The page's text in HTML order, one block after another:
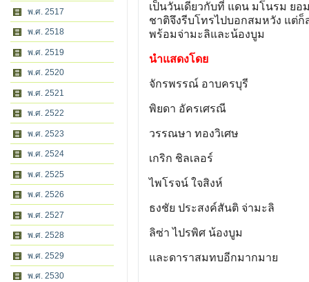
พ.ศ. 2517
พ.ศ. 2518
พ.ศ. 2519
พ.ศ. 2520
พ.ศ. 2521
พ.ศ. 2522
พ.ศ. 2523
พ.ศ. 2524
พ.ศ. 2525
พ.ศ. 2526
พ.ศ. 2527
พ.ศ. 2528
พ.ศ. 2529
พ.ศ. 2530
เป็นวันเดียวกับที่ แดน มโนรม ยอ
ชาติจึงรีบโทรไปบอกสมหวัง แต่ก็
พร้อมจ่ามะลิและน้องบูม
นำแสดงโดย
จักรพรรณ์ อาบครบุรี
พิยดา อัครเศรณี
วรรณษา ทองวิเศษ
เกริก ชิลเลอร์
ไพโรจน์ ใจสิงห์
ธงชัย ประสงค์สันติ จ่ามะลิ
ลิซ่า ไปรพิศ น้องบูม
และดาราสมทบอีกมากมาย